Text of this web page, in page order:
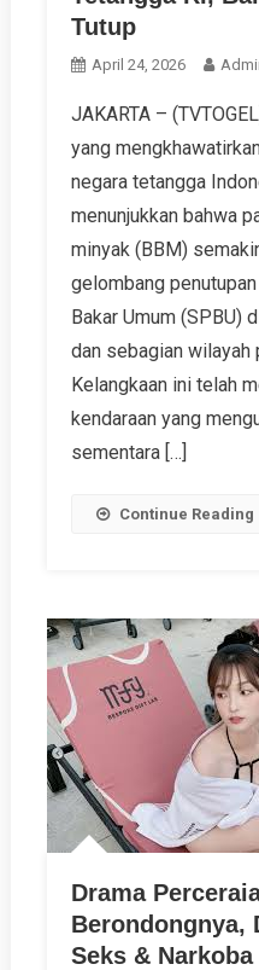
Tutup
April 24, 2026
JAKARTA –
yang
negara tetangga
menunjukkan bahwa
minyak (BBM)
gelombang
Bakar Umum (SPBU)
dan sebagian wilayah
Kelangkaan ini telah
kendaraan yang
sementara […]
Continue Reading
Drama
Berondongnya,
Seks & Narkoba